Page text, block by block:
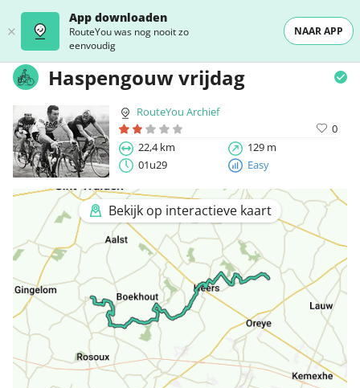
App downloaden
RouteYou was nog nooit zo
eenvoudig
NAAR APP
Haspengouw vrijdag
RouteYou Archief
0
22,4 km
129 m
01u29
Easy
Bekijk op interactieve kaart